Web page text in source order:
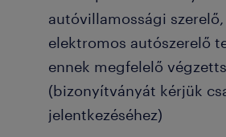
autóvillamossági
elektromos autószerelő
ennek megfelelő
(bizonyítványát kérjük
jelentkezéséhez)